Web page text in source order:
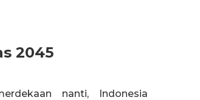
2045
nanti, Indonesia